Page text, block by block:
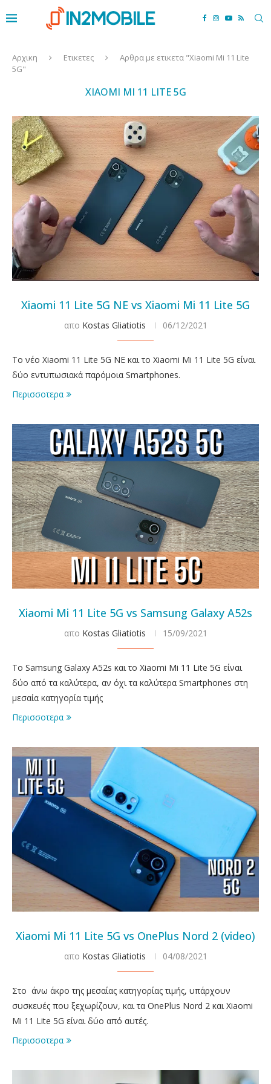
Αρχικη Ετικετες
Αρθρα με ετικετα "Xiaomi Mi 11 Lite
5G"
XIAOMI MI 11 LITE 5G
Xiaomi 11 Lite 5G NE vs Xiaomi Mi 11 Lite 5G
απο Kostas Gliatiotis 06/12/2021
Το νέο Xiaomi 11 Lite 5G NE και το Xiaomi Mi 11 Lite 5G είναι
δύο εντυπωσιακά παρόμοια Smartphones.
Περισσοτερα
Xiaomi Mi 11 Lite 5G vs Samsung Galaxy A52s
απο Kostas Gliatiotis 15/09/2021
Το Samsung Galaxy A52s και το Xiaomi Mi 11 Lite 5G είναι
δύο από τα καλύτερα, αν όχι τα καλύτερα Smartphones στη
μεσαία κατηγορία τιμής
Περισσοτερα
Xiaomi Mi 11 Lite 5G vs OnePlus Nord 2 (video)
απο Kostas Gliatiotis 04/08/2021
Στο άνω άκρο της μεσαίας κατηγορίας τιμής, υπάρχουν
συσκευές που ξεχωρίζουν, και τα OnePlus Nord 2 και Xiaomi
Mi 11 Lite 5G είναι δύο από αυτές.
Περισσοτερα